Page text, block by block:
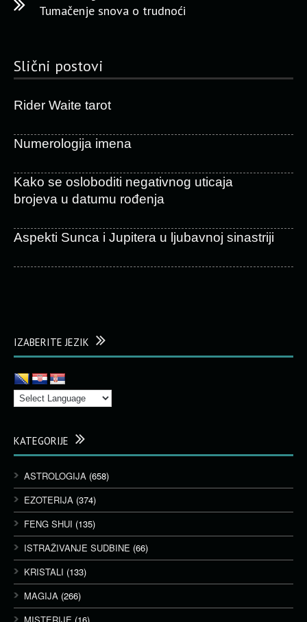
Tumačenje snova o trudnoći
Slični postovi
Rider Waite tarot
Numerologija imena
Kako se osloboditi negativnog uticaja
brojeva u datumu rođenja
Aspekti Sunca i Jupitera u ljubavnoj sinastriji
IZABERITE JEZIK
KATEGORIJE
ASTROLOGIJA (658)
EZOTERIJA (374)
FENG SHUI (135)
ISTRAŽIVANJE SUDBINE (66)
KRISTALI (133)
MAGIJA (266)